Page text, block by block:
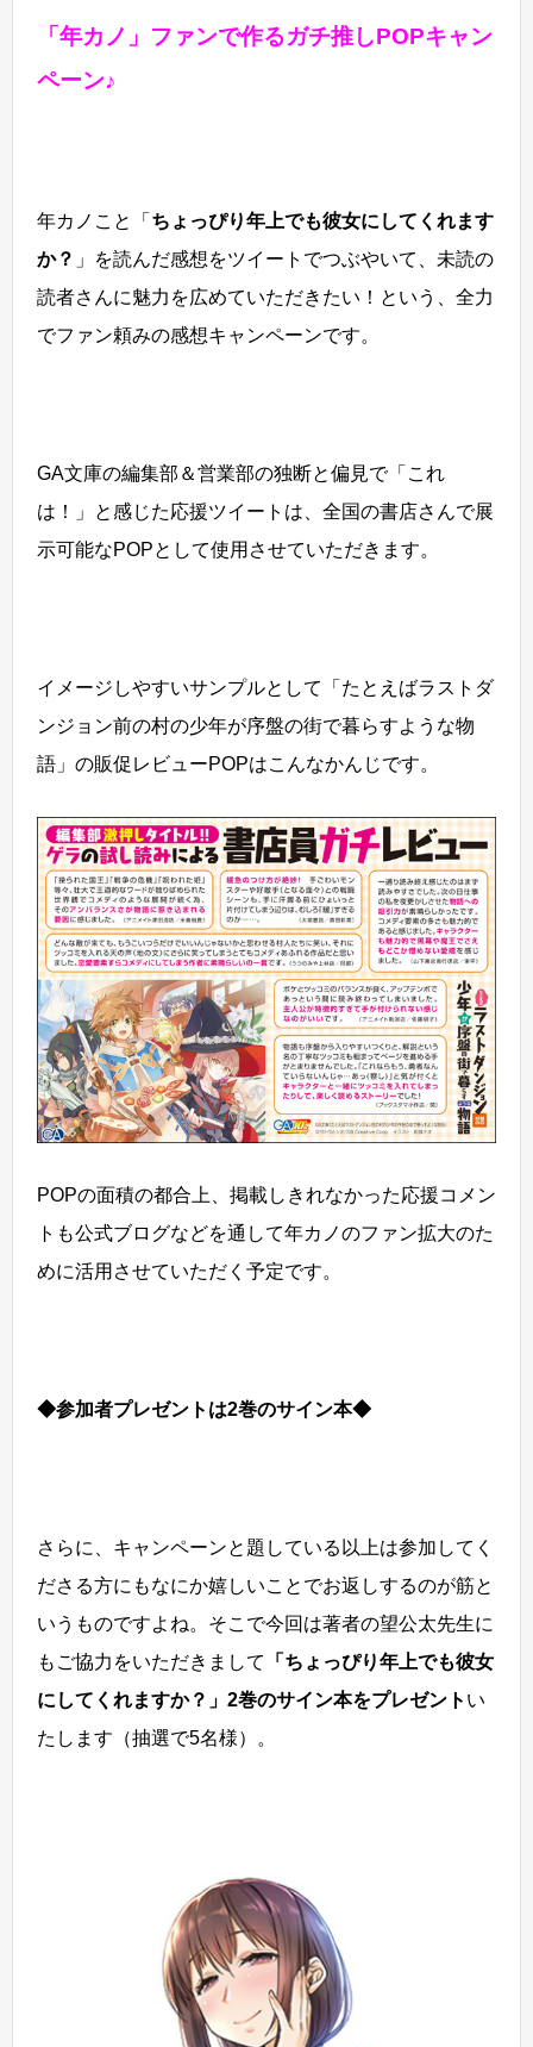
「年カノ」ファンで作るガチ推しPOPキャン
ペーン♪
年カノこと「 ちょっぴり年上でも彼女にしてくれます
か？ 」を読んだ感想をツイートでつぶやいて、未読の
読者さんに魅力を広めていただきたい！という、全力
でファン頼みの感想キャンペーンです。
GA文庫の編集部＆営業部の独断と偏見で「これ
は！」と感じた応援ツイートは、全国の書店さんで展
示可能なPOPとして使用させていただきます。
イメージしやすいサンプルとして「たとえばラストダ
ンジョン前の村の少年が序盤の街で暮らすような物
語」の販促レビューPOPはこんなかんじです。
POPの面積の都合上、掲載しきれなかった応援コメン
トも公式ブログなどを通して年カノのファン拡大のた
めに活用させていただく予定です。
◆参加者プレゼントは2巻のサイン本◆
さらに、キャンペーンと題している以上は参加してく
ださる方にもなにか嬉しいことでお返しするのが筋と
いうものですよね。そこで今回は著者の望公太先生に
もご協力をいただきまして
「ちょっぴり年上でも彼女
にしてくれますか？」2巻のサイン本をプレゼント い
たします（抽選で5名様）。